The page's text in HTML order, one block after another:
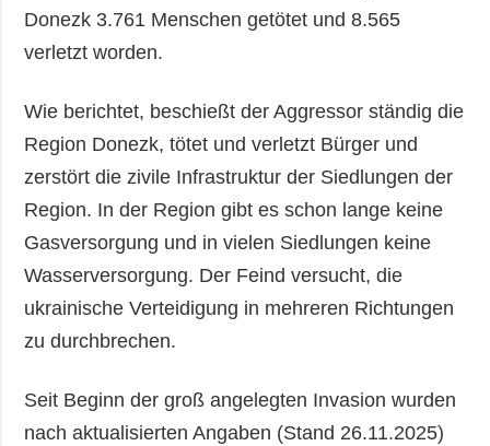
Donezk 3.761 Menschen getötet und 8.565
verletzt worden.
Wie berichtet, beschießt der Aggressor ständig die
Region Donezk, tötet und verletzt Bürger und
zerstört die zivile Infrastruktur der Siedlungen der
Region. In der Region gibt es schon lange keine
Gasversorgung und in vielen Siedlungen keine
Wasserversorgung. Der Feind versucht, die
ukrainische Verteidigung in mehreren Richtungen
zu durchbrechen.
Seit Beginn der groß angelegten Invasion wurden
nach aktualisierten Angaben (Stand 26.11.2025)